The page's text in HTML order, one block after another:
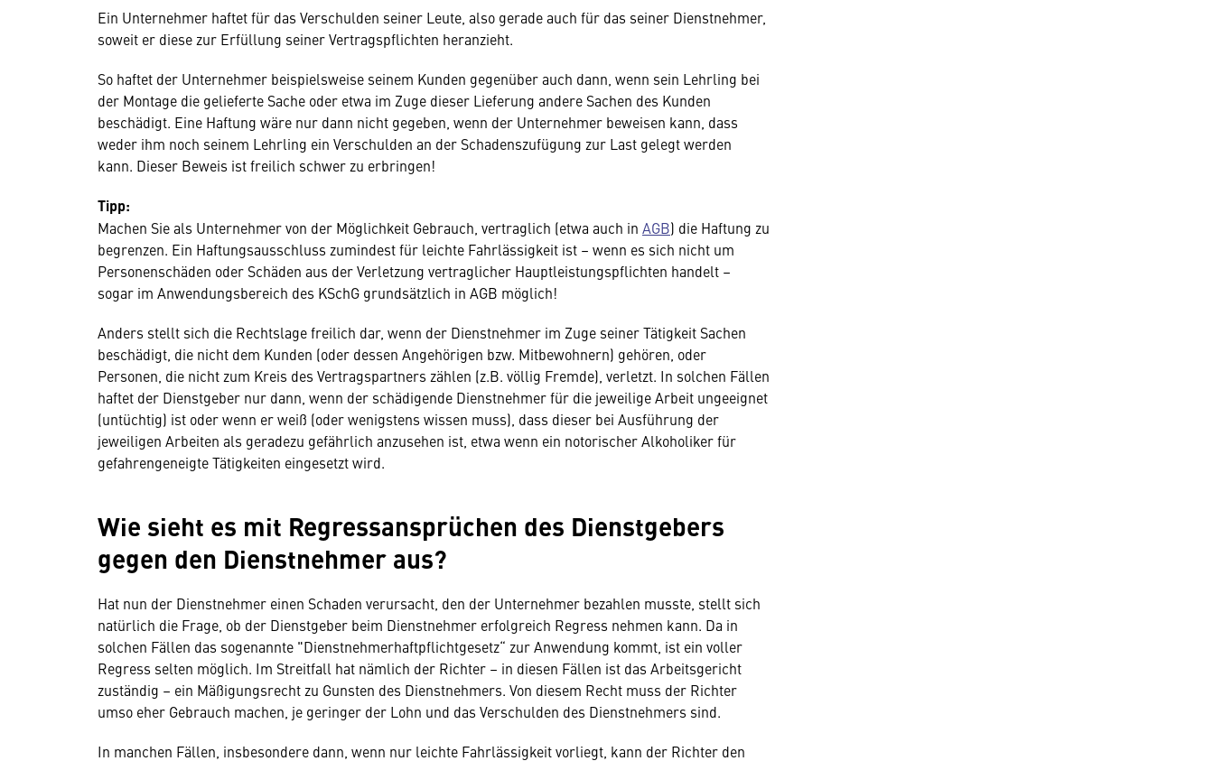
Ein Unternehmer haftet für das Verschulden seiner Leute, also gerade auch für das seiner Dienstnehmer,
soweit er diese zur Erfüllung seiner Vertragspflichten heranzieht.
So haftet der Unternehmer beispielsweise seinem Kunden gegenüber auch dann, wenn sein Lehrling bei
der Montage die gelieferte Sache oder etwa im Zuge dieser Lieferung andere Sachen des Kunden
beschädigt. Eine Haftung wäre nur dann nicht gegeben, wenn der Unternehmer beweisen kann, dass
weder ihm noch seinem Lehrling ein Verschulden an der Schadenszufügung zur Last gelegt werden
kann. Dieser Beweis ist freilich schwer zu erbringen!
Tipp:
Machen Sie als Unternehmer von der Möglichkeit Gebrauch, vertraglich (etwa auch in AGB) die Haftung zu
begrenzen. Ein Haftungsausschluss zumindest für leichte Fahrlässigkeit ist – wenn es sich nicht um
Personenschäden oder Schäden aus der Verletzung vertraglicher Hauptleistungspflichten handelt –
sogar im Anwendungsbereich des KSchG grundsätzlich in AGB möglich!
Anders stellt sich die Rechtslage freilich dar, wenn der Dienstnehmer im Zuge seiner Tätigkeit Sachen
beschädigt, die nicht dem Kunden (oder dessen Angehörigen bzw. Mitbewohnern) gehören, oder
Personen, die nicht zum Kreis des Vertragspartners zählen (z.B. völlig Fremde), verletzt. In solchen Fällen
haftet der Dienstgeber nur dann, wenn der schädigende Dienstnehmer für die jeweilige Arbeit ungeeignet
(untüchtig) ist oder wenn er weiß (oder wenigstens wissen muss), dass dieser bei Ausführung der
jeweiligen Arbeiten als geradezu gefährlich anzusehen ist, etwa wenn ein notorischer Alkoholiker für
gefahrengeneigte Tätigkeiten eingesetzt wird.
Wie sieht es mit Regressansprüchen des Dienstgebers
gegen den Dienstnehmer aus?
Hat nun der Dienstnehmer einen Schaden verursacht, den der Unternehmer bezahlen musste, stellt sich
natürlich die Frage, ob der Dienstgeber beim Dienstnehmer erfolgreich Regress nehmen kann. Da in
solchen Fällen das sogenannte "Dienstnehmerhaftpflichtgesetz“ zur Anwendung kommt, ist ein voller
Regress selten möglich. Im Streitfall hat nämlich der Richter – in diesen Fällen ist das Arbeitsgericht
zuständig – ein Mäßigungsrecht zu Gunsten des Dienstnehmers. Von diesem Recht muss der Richter
umso eher Gebrauch machen, je geringer der Lohn und das Verschulden des Dienstnehmers sind.
In manchen Fällen, insbesondere dann, wenn nur leichte Fahrlässigkeit vorliegt, kann der Richter den